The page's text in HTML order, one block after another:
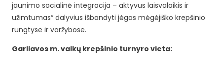
jaunimo socialinė integracija – aktyvus laisvalaikis ir
užimtumas“ dalyvius išbandyti jėgas mėgėjiško krepšinio
rungtyse ir varžybose.
Garliavos m. vaikų krepšinio turnyro vieta: